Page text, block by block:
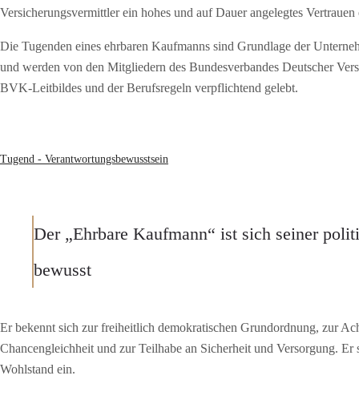
Versicherungsvermittler ein hohes und auf Dauer angelegtes Vertrauen
Die Tugenden eines ehrbaren Kaufmanns sind Grundlage der
und werden von den Mitgliedern des Bundesverbandes Deutscher
BVK-Leitbildes und der Berufsregeln verpflichtend gelebt.
Tugend - Verantwortungsbewusstsein
Der „Ehrbare Kaufmann“ ist sich seiner
bewusst
Er bekennt sich zur freiheitlich demokratischen Grundordnung, zur
Chancengleichheit und zur Teilhabe an Sicherheit und Versorgung.
Wohlstand ein.